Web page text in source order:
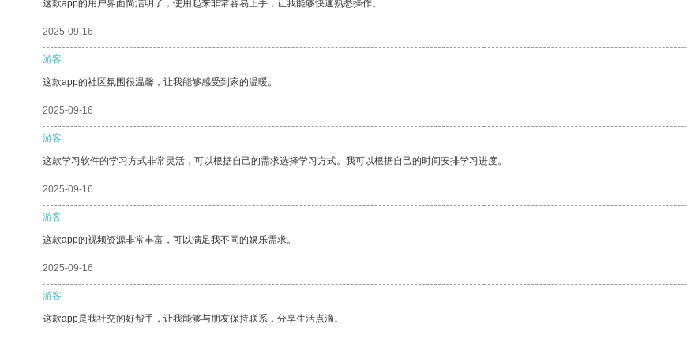
这款app的用户界面简洁明了，使用起来非常容易上手，让我能够快速熟悉操作。
2025-09-16
游客
这款app的社区氛围很温馨，让我能够感受到家的温暖。
2025-09-16
游客
这款学习软件的学习方式非常灵活，可以根据自己的需求选择学习方式。我可以根据自己的时间安排学习进度。
2025-09-16
游客
这款app的视频资源非常丰富，可以满足我不同的娱乐需求。
2025-09-16
游客
这款app是我社交的好帮手，让我能够与朋友保持联系，分享生活点滴。